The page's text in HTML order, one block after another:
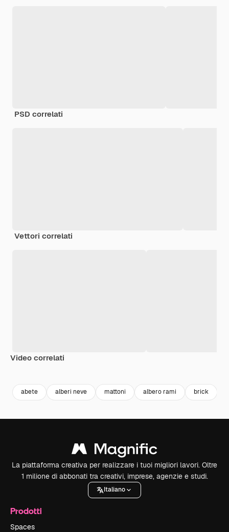
PSD correlati
Vettori correlati
Video correlati
abete alberi neve mattoni albero rami brick
La piattaforma creativa per realizzare i tuoi migliori lavori. Oltre
1 milione di abbonati tra creativi, imprese, agenzie e studi.
Italiano
Prodotti
Spaces